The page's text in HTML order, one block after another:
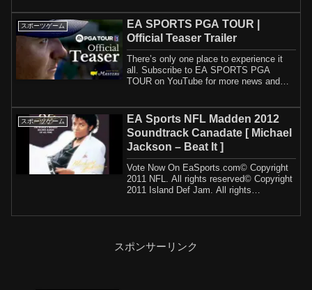
スポーツゲーム
EA SPORTS PGA TOUR |
Official Teaser Trailer
There’s only one place to experience it
all. Subscribe to EA SPORTS PGA
TOUR on YouTube for more news and
スポーツゲーム
EA Sports NFL Madden 2012
Soundtrack Canadate [ Michael
Jackson – Beat It ]
Vote Now On EaSports.com© Copyright
2011 NFL. All rights reserved© Copyright
2011 Island Def Jam. All rights
スポンサーリンク